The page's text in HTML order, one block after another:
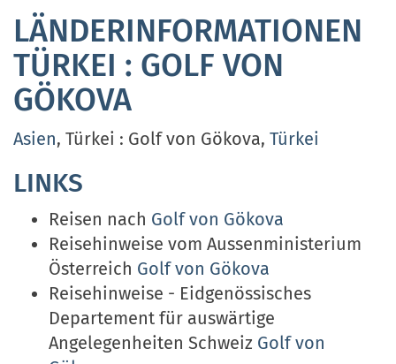
LÄNDERINFORMATIONEN
TÜRKEI : GOLF VON
GÖKOVA
Asien, Türkei : Golf von Gökova, Türkei
LINKS
Reisen nach Golf von Gökova
Reisehinweise vom Aussenministerium
Österreich Golf von Gökova
Reisehinweise - Eidgenössisches
Departement für auswärtige
Angelegenheiten Schweiz Golf von